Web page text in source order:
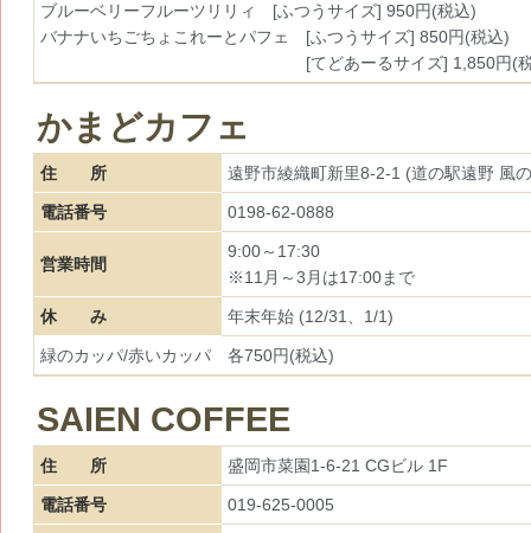
ブルーベリーフルーツリリィ [ふつうサイズ] 950円(税込)
バナナいちごちょこれーとパフェ [ふつうサイズ] 850円(税込)
[てどあーるサイズ] 1,850円(税
かまどカフェ
住 所 遠野市綾織町新里8-2-1 (道の駅遠野 風
電話番号 0198-62-0888
営業時間
9:00～17:30
※11月～3月は17:00まで
休 み 年末年始 (12/31、1/1)
緑のカッパ/赤いカッパ 各750円(税込)
SAIEN COFFEE
住 所 盛岡市菜園1-6-21 CGビル 1F
電話番号 019-625-0005